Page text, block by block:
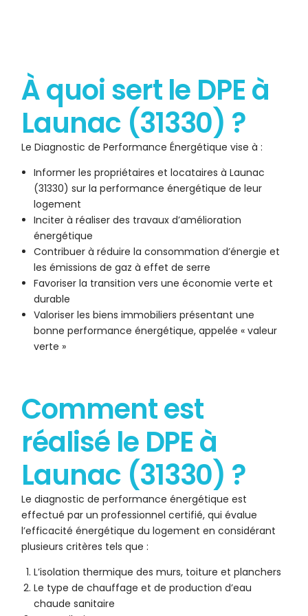
À quoi sert le DPE à
Launac (31330) ?
Le Diagnostic de Performance Énergétique vise à :
Informer les propriétaires et locataires à Launac
(31330) sur la performance énergétique de leur
logement
Inciter à réaliser des travaux d’amélioration
énergétique
Contribuer à réduire la consommation d’énergie et
les émissions de gaz à effet de serre
Favoriser la transition vers une économie verte et
durable
Valoriser les biens immobiliers présentant une
bonne performance énergétique, appelée « valeur
verte »
Comment est
réalisé le DPE à
Launac (31330) ?
Le diagnostic de performance énergétique est
effectué par un professionnel certifié, qui évalue
l’efficacité énergétique du logement en considérant
plusieurs critères tels que :
L’isolation thermique des murs, toiture et planchers
Le type de chauffage et de production d’eau
chaude sanitaire